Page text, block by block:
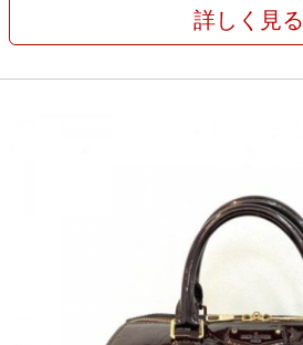
詳しく見る